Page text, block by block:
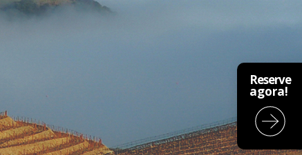
Reserve
agora!